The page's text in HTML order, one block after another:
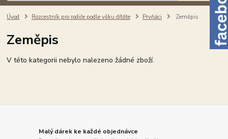
Úvod Rozcestník pro rodiče podle věku dítěte Prvňáci Zeměpis
Zeměpis
V této kategorii nebylo nalezeno žádné zboží.
Malý dárek ke každé objednávce